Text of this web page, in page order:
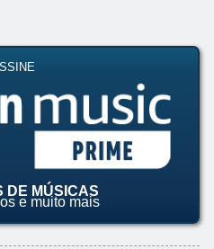
DE MÚSICAS
e muito mais